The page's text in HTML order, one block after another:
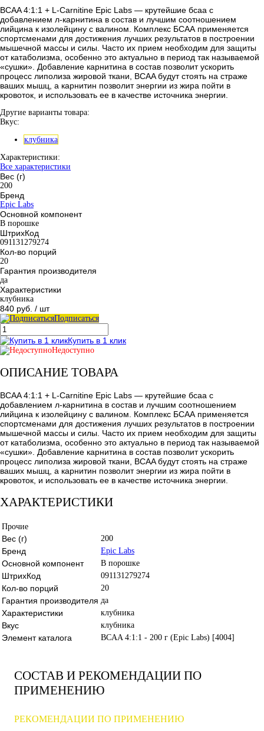
BCAA 4:1:1 + L-Carnitine Epic Labs — крутейшие бсаа с
добавлением л-карнитина в состав и лучшим соотношением
лийцина к изолейцину с валином. Комплекс БСАА применяется
спортсменами для достижения лучших результатов в построении
мышечной массы и силы. Часто их прием необходим для защиты
от катаболизма, особенно это актуально в период так называемой
«сушки». Добавление карнитина в состав позволит ускорить
процесс липолиза жировой ткани, BCAA будут стоять на страже
ваших мышц, а карнитин позволит энергии из жира пойти в
кровоток, и использовать ее в качестве источника энергии.
Другие варианты товара:
Вкус:
клубника
Характеристики:
Все характеристики
Вес (г)
200
Бренд
Epic Labs
Основной компонент
В порошке
ШтрихКод
091131279274
Кол-во порций
20
Гарантия производителя
да
Характеристики
клубника
840 руб. / шт
Подписаться
Купить в 1 клик
Недоступно
ОПИСАНИЕ ТОВАРА
BCAA 4:1:1 + L-Carnitine Epic Labs — крутейшие бсаа с
добавлением л-карнитина в состав и лучшим соотношением
лийцина к изолейцину с валином. Комплекс БСАА применяется
спортсменами для достижения лучших результатов в построении
мышечной массы и силы. Часто их прием необходим для защиты
от катаболизма, особенно это актуально в период так называемой
«сушки». Добавление карнитина в состав позволит ускорить
процесс липолиза жировой ткани, BCAA будут стоять на страже
ваших мышц, а карнитин позволит энергии из жира пойти в
кровоток, и использовать ее в качестве источника энергии.
ХАРАКТЕРИСТИКИ
Прочие
Вес (г) 200
Бренд Epic Labs
Основной компонент В порошке
ШтрихКод 091131279274
Кол-во порций 20
Гарантия производителя да
Характеристики клубника
Вкус клубника
Элемент каталога BCAA 4:1:1 - 200 г (Epic Labs) [4004]
СОСТАВ И РЕКОМЕНДАЦИИ ПО
ПРИМЕНЕНИЮ
РЕКОМЕНДАЦИИ ПО ПРИМЕНЕНИЮ